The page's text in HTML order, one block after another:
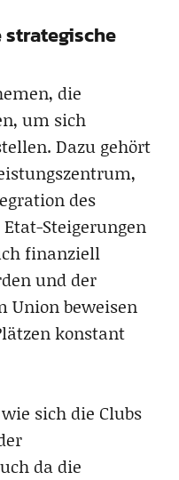
strategische
die
um sich
Dazu gehört
des
Steigerungen
finanziell
und der
Union beweisen
konstant
sich die Clubs
da die